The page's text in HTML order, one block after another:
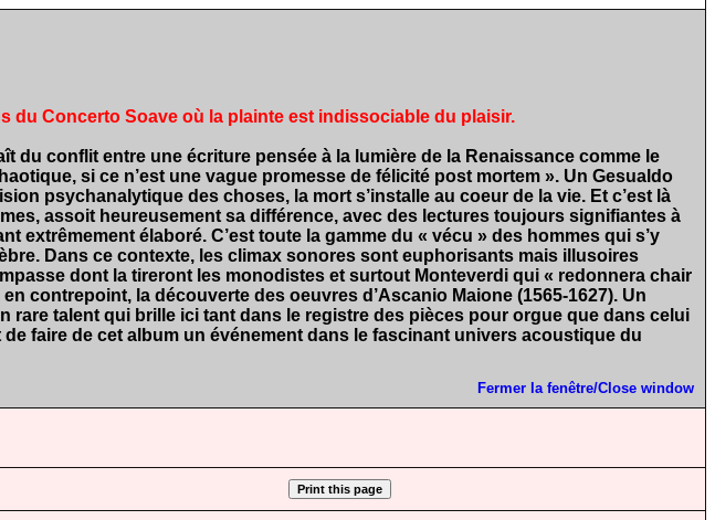
du Concerto Soave où la plainte est indissociable du plaisir.
du conflit entre une écriture pensée à la lumière de la Renaissance comme le
si ce n’est une vague promesse de félicité post mortem ». Un Gesualdo
psychanalytique des choses, la mort s’installe au coeur de la vie. Et c’est là
assoit heureusement sa différence, avec des lectures toujours signifiantes à
élaboré. C’est toute la gamme du « vécu » des hommes qui s’y
Dans ce contexte, les climax sonores sont euphorisants mais illusoires
dont la tireront les monodistes et surtout Monteverdi qui « redonnera chair
contrepoint, la découverte des oeuvres d’Ascanio Maione (1565-1627). Un
talent qui brille ici tant dans le registre des pièces pour orgue que dans celui
de faire de cet album un événement dans le fascinant univers acoustique du
Fermer la fenêtre/Close window